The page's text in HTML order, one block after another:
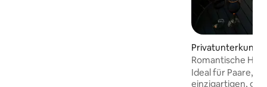
Privatunterkunft
s
Romantische
Whirlpools mit
Ideal für Paare,
einzigartigen,